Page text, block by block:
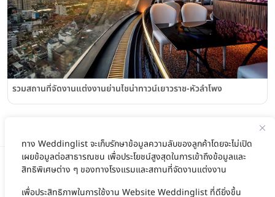
ทาง Weddinglist จะเก็บรักษาข้อมูลความลับของลูกค้าโดยจะไม่เปิด
เผยข้อมูลต่อสาธารณชน เพื่อประโยชน์สูงสุดในการเข้าถึงข้อมูลและ
สิทธิพิเศษต่าง ๆ ของทางโรงแรมและสถานที่จัดงานแต่งงาน
เพื่อประสิทธิภาพในการใช้งาน Website Weddinglist ที่ดียิ่งขึ้น
รวมสถานที่จัดงานแต่งงานย่านไชน่าทาวน์เยาวราช-หัวลำโพง
สนับสนุนโดย